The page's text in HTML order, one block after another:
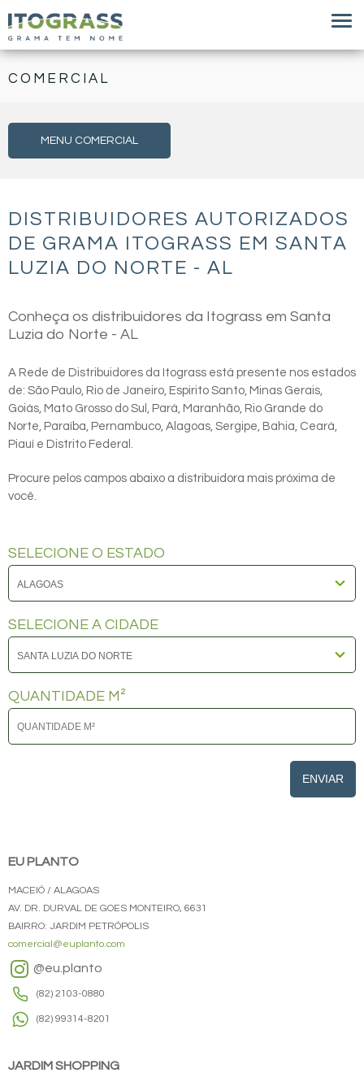
COMERCIAL
MENU COMERCIAL
DISTRIBUIDORES AUTORIZADOS
DE GRAMA ITOGRASS EM SANTA
LUZIA DO NORTE - AL
Conheça os distribuidores da Itograss em Santa
Luzia do Norte - AL
A Rede de Distribuidores da Itograss está presente nos estados
de: São Paulo, Rio de Janeiro, Espirito Santo, Minas Gerais,
Goiás, Mato Grosso do Sul, Pará, Maranhão, Rio Grande do
Norte, Paraíba, Pernambuco, Alagoas, Sergipe, Bahia, Ceará,
Piauí e Distrito Federal.
Procure pelos campos abaixo a distribuidora mais próxima de
você.
SELECIONE O ESTADO
SELECIONE A CIDADE
QUANTIDADE M²
ENVIAR
EU PLANTO
MACEIÓ / ALAGOAS
AV. DR. DURVAL DE GOES MONTEIRO, 6631
BAIRRO: JARDIM PETRÓPOLIS
comercial@euplanto.com
@eu.planto
(82) 2103-0880
(82) 99314-8201
JARDIM SHOPPING